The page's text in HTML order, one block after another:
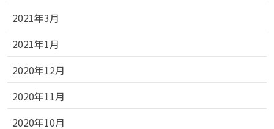
2021年3月
2021年1月
2020年12月
2020年11月
2020年10月